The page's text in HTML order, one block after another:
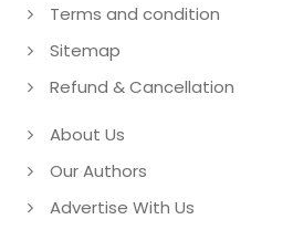
Terms and condition
Sitemap
Refund & Cancellation
About Us
Our Authors
Advertise With Us